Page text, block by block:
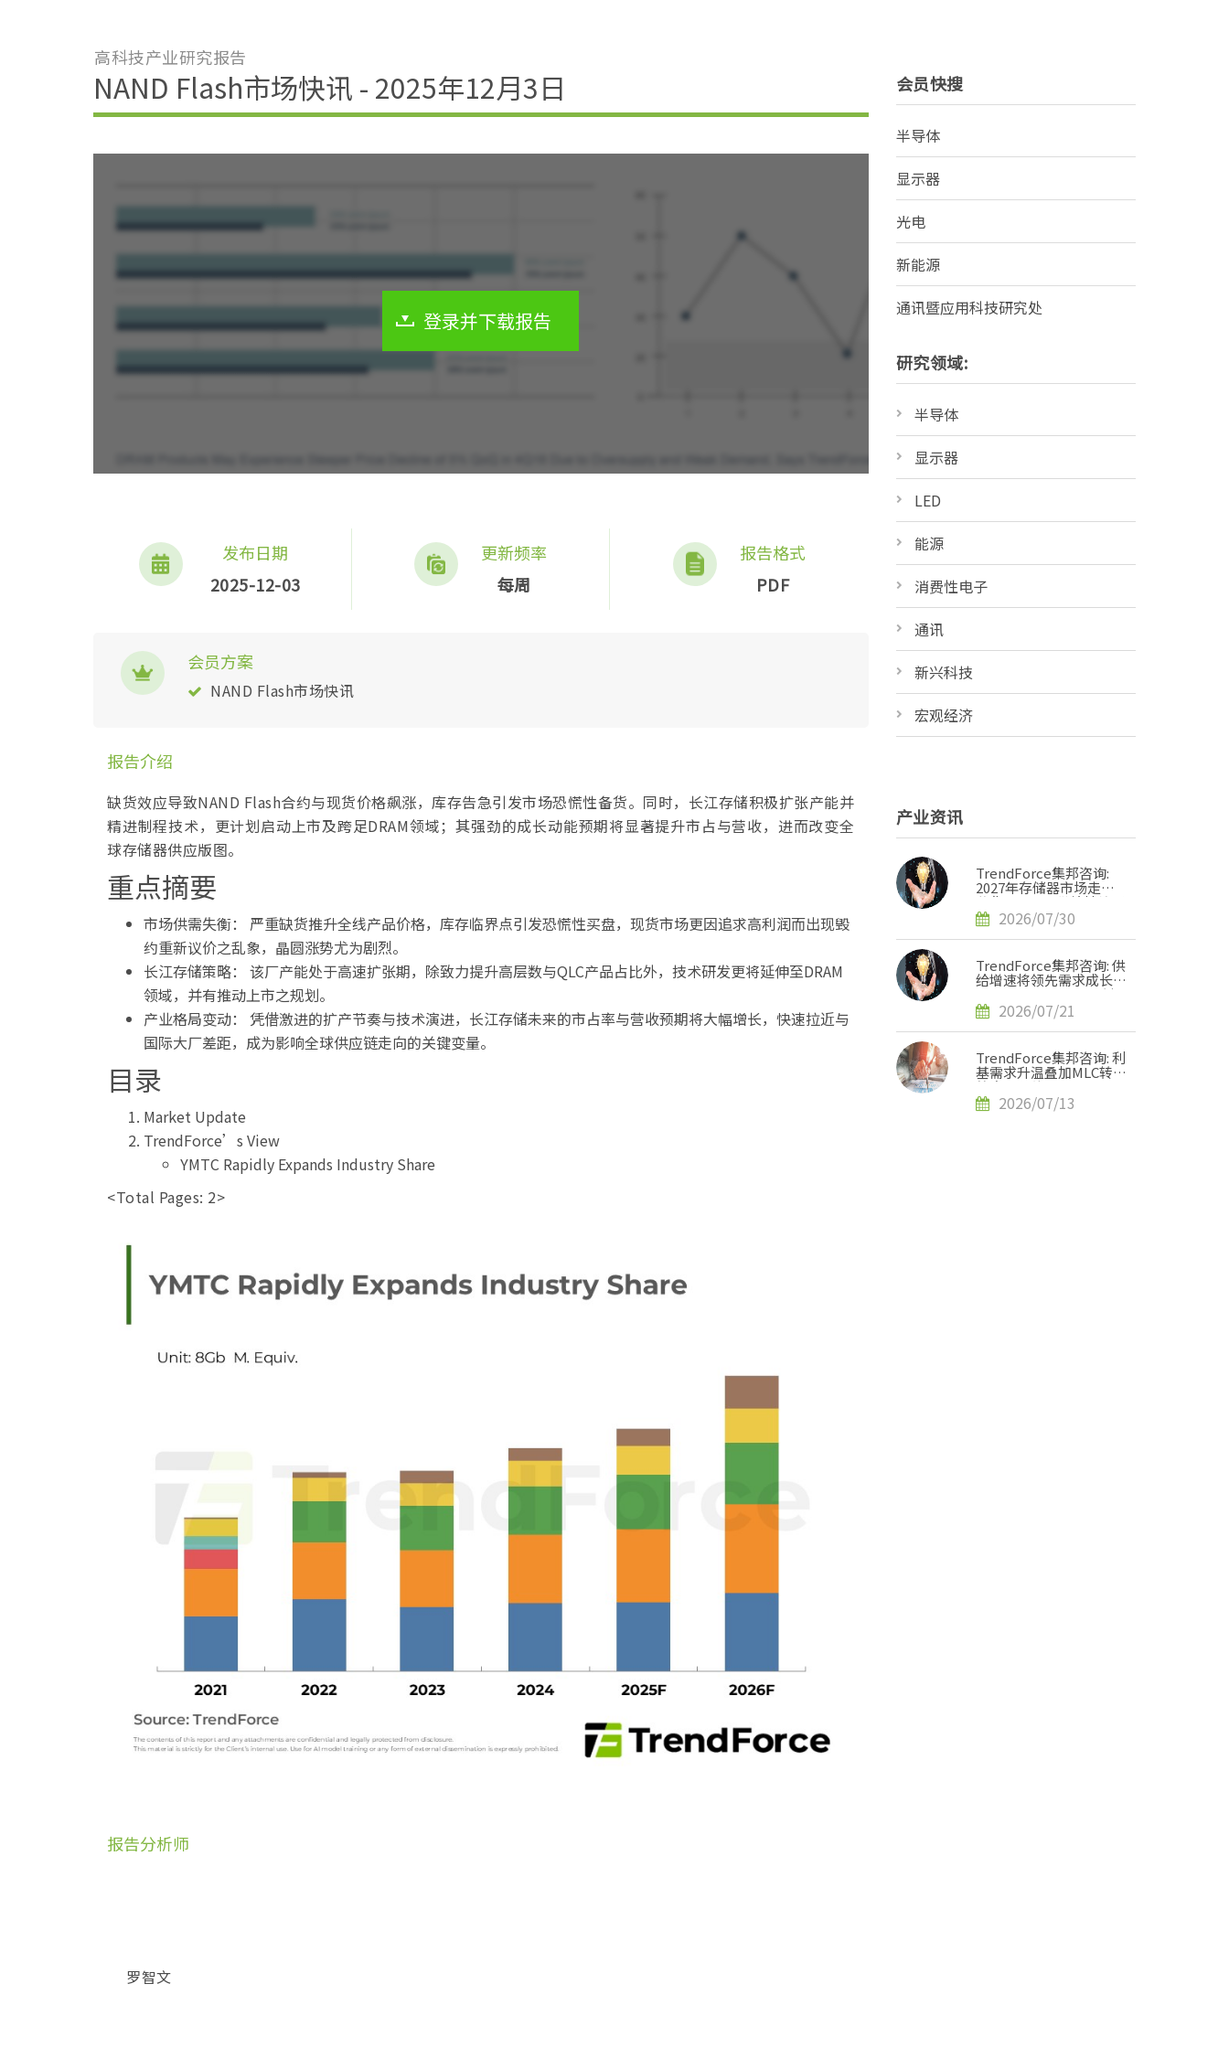
NAND Flash市场快讯 - 2025年12月3日
高科技产业研究报告
登录并下载报告
发布日期
2025-12-03
更新频率
每周
报告格式
PDF
会员方案
NAND Flash市场快讯
报告介绍
缺货效应导致NAND Flash合约与现货价格飙涨，库存告急引发市场恐慌性备货。同时，长江存储积极扩张产能并
精进制程技术，更计划启动上市及跨足DRAM领域；其强劲的成长动能预期将显著提升市占与营收，进而改变全
球存储器供应版图。
重点摘要
市场供需失衡： 严重缺货推升全线产品价格，库存临界点引发恐慌性买盘，现货市场更因追求高利润而出现毁
约重新议价之乱象，晶圆涨势尤为剧烈。
长江存储策略： 该厂产能处于高速扩张期，除致力提升高层数与QLC产品占比外，技术研发更将延伸至DRAM
领域，并有推动上市之规划。
产业格局变动： 凭借激进的扩产节奏与技术演进，长江存储未来的市占率与营收预期将大幅增长，快速拉近与
国际大厂差距，成为影响全球供应链走向的关键变量。
目录
Market Update
TrendForce’s View
YMTC Rapidly Expands Industry Share
<Total Pages: 2>
报告分析师
罗智文
会员快搜
半导体
显示器
光电
新能源
通讯暨应用科技研究处
研究领域:
半导体
显示器
LED
能源
消费性电子
通讯
新兴科技
宏观经济
产业资讯
TrendForce集邦咨询:
2027年存储器市场走势
分化，DRAM供给持续紧
缺、NAND Flash转趋宽
松
2026/07/30
TrendForce集邦咨询: 供
给增速将领先需求成长，
2H27 NAND Flash紧缺
压力有望缓解
2026/07/21
TrendForce集邦咨询: 利
基需求升温叠加MLC转单
效应，预估2H26 SLC
NAND价格将上涨120-
170%
2026/07/13